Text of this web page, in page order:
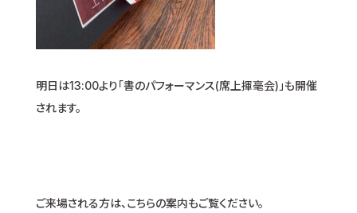
明日は13:00より「書のパフォーマンス(席上揮毫会)」も開催
されます。
ご来場される方は、こちらの案内もご覧ください。